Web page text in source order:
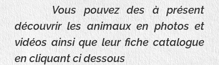
Vous pouvez des à présent
découvrir les animaux en photos et
vidéos ainsi que leur fiche catalogue
en cliquant ci dessous